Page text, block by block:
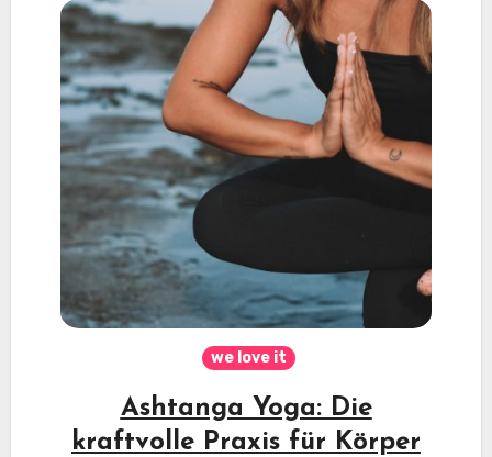
we love it
Ashtanga Yoga: Die
kraftvolle Praxis für Körper